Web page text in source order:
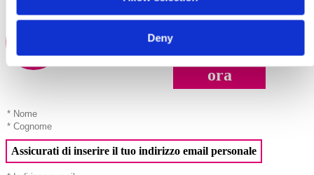
Deny
26.702 Firme
Obiettivo: 30.000
Firmare
ora
Assicurati di inserire il tuo indirizzo email personale